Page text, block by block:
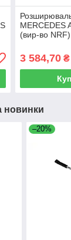
MERCEDES
(вир-во
3 584,70₴
новинки
–20%